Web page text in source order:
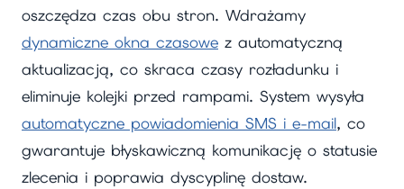
oszczędza czas obu stron. Wdrażamy
dynamiczne okna czasowe z automatyczną
aktualizacją, co skraca czasy rozładunku i
eliminuje kolejki przed rampami. System wysyła
automatyczne powiadomienia SMS i e-mail, co
gwarantuje błyskawiczną komunikację o statusie
zlecenia i poprawia dyscyplinę dostaw.